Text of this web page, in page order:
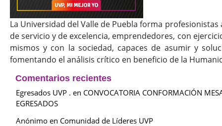
La Universidad del Valle de Puebla forma
de servicio y de excelencia, emprendedores, con
mismos y con la sociedad, capaces de asumir y
fomentando el análisis crítico en beneficio de la
Comentarios recientes
Egresados UVP . en CONVOCATORIA CONFORMACIÓN
EGRESADOS
Anónimo en Comunidad de Líderes UVP